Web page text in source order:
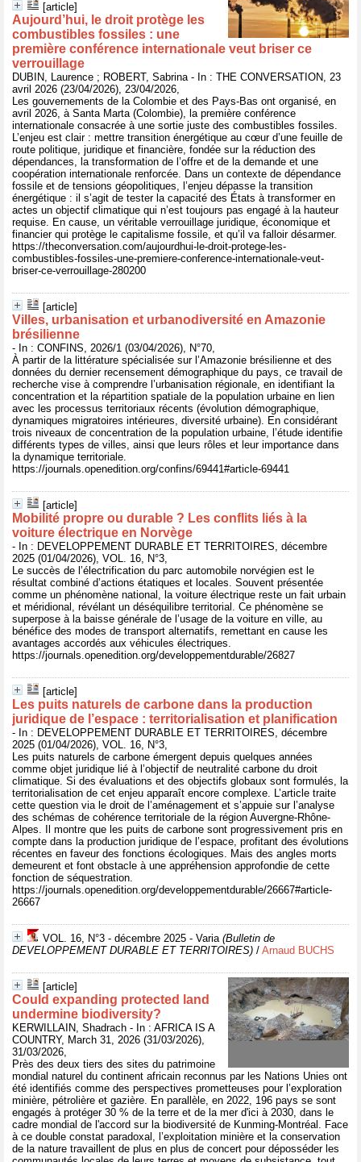
[article]
Aujourd’hui, le droit protège les
combustibles fossiles : une
première conférence internationale veut briser ce
verrouillage
DUBIN, Laurence ; ROBERT, Sabrina - In : THE CONVERSATION, 23
avril 2026 (23/04/2026), 23/04/2026,
Les gouvernements de la Colombie et des Pays-Bas ont organisé, en
avril 2026, à Santa Marta (Colombie), la première conférence
internationale consacrée à une sortie juste des combustibles fossiles.
L’enjeu est clair : mettre transition énergétique au cœur d’une feuille de
route politique, juridique et financière, fondée sur la réduction des
dépendances, la transformation de l’offre et de la demande et une
coopération internationale renforcée. Dans un contexte de dépendance
fossile et de tensions géopolitiques, l’enjeu dépasse la transition
énergétique : il s’agit de tester la capacité des États à transformer en
actes un objectif climatique qui n’est toujours pas engagé à la hauteur
requise. En cause, un véritable verrouillage juridique, économique et
financier qui protège le capitalisme fossile, et qu’il va falloir désarmer.
https://theconversation.com/aujourdhui-le-droit-protege-les-
combustibles-fossiles-une-premiere-conference-internationale-veut-
briser-ce-verrouillage-280200
[article]
Villes, urbanisation et urbanodiversité en Amazonie
brésilienne
- In : CONFINS, 2026/1 (03/04/2026), N°70,
À partir de la littérature spécialisée sur l’Amazonie brésilienne et des
données du dernier recensement démographique du pays, ce travail de
recherche vise à comprendre l’urbanisation régionale, en identifiant la
concentration et la répartition spatiale de la population urbaine en lien
avec les processus territoriaux récents (évolution démographique,
dynamiques migratoires intérieures, diversité urbaine). En considérant
trois niveaux de concentration de la population urbaine, l’étude identifie
différents types de villes, ainsi que leurs rôles et leur importance dans
la dynamique territoriale.
https://journals.openedition.org/confins/69441#article-69441
[article]
Mobilité propre ou durable ? Les conflits liés à la
voiture électrique en Norvège
- In : DEVELOPPEMENT DURABLE ET TERRITOIRES, décembre
2025 (01/04/2026), VOL. 16, N°3,
Le succès de l’électrification du parc automobile norvégien est le
résultat combiné d’actions étatiques et locales. Souvent présentée
comme un phénomène national, la voiture électrique reste un fait urbain
et méridional, révélant un déséquilibre territorial. Ce phénomène se
superpose à la baisse générale de l’usage de la voiture en ville, au
bénéfice des modes de transport alternatifs, remettant en cause les
avantages accordés aux véhicules électriques.
https://journals.openedition.org/developpementdurable/26827
[article]
Les puits naturels de carbone dans la production
juridique de l’espace : territorialisation et planification
- In : DEVELOPPEMENT DURABLE ET TERRITOIRES, décembre
2025 (01/04/2026), VOL. 16, N°3,
Les puits naturels de carbone émergent depuis quelques années
comme objet juridique lié à l’objectif de neutralité carbone du droit
climatique. Si des évaluations et des objectifs globaux sont formulés, la
territorialisation de cet enjeu apparaît encore complexe. L’article traite
cette question via le droit de l’aménagement et s’appuie sur l’analyse
des schémas de cohérence territoriale de la région Auvergne-Rhône-
Alpes. Il montre que les puits de carbone sont progressivement pris en
compte dans la production juridique de l’espace, profitant des évolutions
récentes en faveur des fonctions écologiques. Mais des angles morts
demeurent et font obstacle à une appréhension approfondie de cette
fonction de séquestration.
https://journals.openedition.org/developpementdurable/26667#article-
26667
VOL. 16, N°3 - décembre 2025 - Varia(Bulletin de
DEVELOPPEMENT DURABLE ET TERRITOIRES) / Arnaud BUCHS
[article]
Could expanding protected land
undermine biodiversity?
KERWILLAIN, Shadrach - In : AFRICA IS A
COUNTRY, March 31, 2026 (31/03/2026),
31/03/2026,
Près des deux tiers des sites du patrimoine
mondial naturel du continent africain reconnus par les Nations Unies ont
été identifiés comme des perspectives prometteuses pour l’exploration
minière, pétrolière et gazière. En parallèle, en 2022, 196 pays se sont
engagés à protéger 30 % de la terre et de la mer d'ici à 2030, dans le
cadre mondial de l'accord sur la biodiversité de Kunming-Montréal. Face
à ce double constat paradoxal, l’exploitation minière et la conservation
de la nature travaillent de plus en plus de concert pour déposséder les